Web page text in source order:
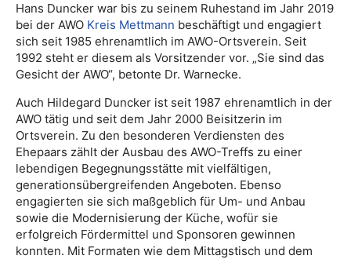
Hans Duncker war bis zu seinem Ruhestand im Jahr 2019
bei der AWO Kreis Mettmann beschäftigt und engagiert
sich seit 1985 ehrenamtlich im AWO-Ortsverein. Seit
1992 steht er diesem als Vorsitzender vor. „Sie sind das
Gesicht der AWO“, betonte Dr. Warnecke.
Auch Hildegard Duncker ist seit 1987 ehrenamtlich in der
AWO tätig und seit dem Jahr 2000 Beisitzerin im
Ortsverein. Zu den besonderen Verdiensten des
Ehepaars zählt der Ausbau des AWO-Treffs zu einer
lebendigen Begegnungsstätte mit vielfältigen,
generationsübergreifenden Angeboten. Ebenso
engagierten sie sich maßgeblich für Um- und Anbau
sowie die Modernisierung der Küche, wofür sie
erfolgreich Fördermittel und Sponsoren gewinnen
konnten. Mit Formaten wie dem Mittagstisch und dem